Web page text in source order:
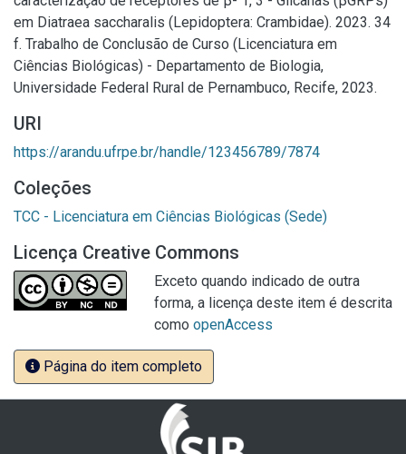
em Diatraea saccharalis (Lepidoptera: Crambidae). 2023. 34
f. Trabalho de Conclusão de Curso (Licenciatura em
Ciências Biológicas) - Departamento de Biologia,
Universidade Federal Rural de Pernambuco, Recife, 2023.
URI
https://arandu.ufrpe.br/handle/123456789/7874
Coleções
TCC - Licenciatura em Ciências Biológicas (Sede)
Licença Creative Commons
Exceto quando indicado de outra
forma, a licença deste item é descrita
como openAccess
Página do item completo